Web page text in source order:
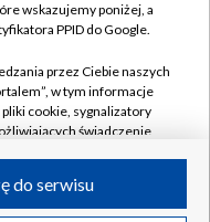
w likwidacji
wskazujemy poniżej, a
PPID do Google.
przez Ciebie naszych
w tym informacje
cookie, sygnalizatory
świadczenie
do serwisu